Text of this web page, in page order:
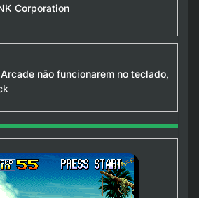
Corporation
não funcionarem no teclado,